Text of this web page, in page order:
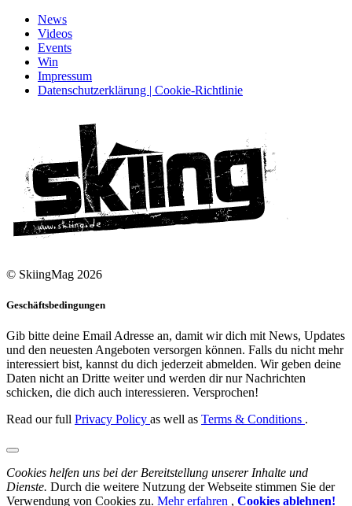
News
Videos
Events
Win
Impressum
Datenschutzerklärung | Cookie-Richtlinie
© SkiingMag 2026
Geschäftsbedingungen
Gib bitte deine Email Adresse an, damit wir dich mit News, Updates
und den neuesten Angeboten versorgen können. Falls du nicht mehr
interessiert bist, kannst du dich jederzeit abmelden. Wir geben deine
Daten nicht an Dritte weiter und werden dir nur Nachrichten
schicken, die dich auch interessieren. Versprochen!
Read our full Privacy Policy as well as Terms & Conditions .
Cookies helfen uns bei der Bereitstellung unserer Inhalte und
Dienste. Durch die weitere Nutzung der Webseite stimmen Sie der
Verwendung von Cookies zu. Mehr erfahren , Cookies ablehnen!